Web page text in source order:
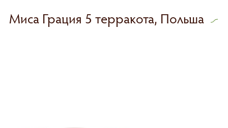
Миса Грация 5 терракота, Польша